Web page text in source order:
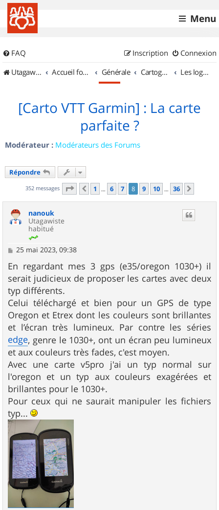
Menu
FAQ Connexion
Inscription
UtagawaVTT (Randos VTT et VTTAE avec traces GPS)
Accueil forum Générale Cartographie et GPS Les logiciels
[Carto VTT Garmin] : La carte
parfaite ?
Modérateur : Modérateurs des Forums
Répondre
352 messages Page 8sur 36
Précédent
1 … 6 7 8 9 10 … 36
nanouk
Utagawiste
habitué
M
s
s
a
g
e
25 mai 2023, 09:38
En regardant mes 3 gps (e35/oregon 1030+) il
serait judicieux de proposer les cartes avec deux
typ différents.
Celui téléchargé et bien pour un GPS de type
Oregon et Etrex dont les couleurs sont brillantes
et l’écran très lumineux. Par contre les séries
edge, genre le 1030+, ont un écran peu lumineux
et aux couleurs très fades, c'est moyen.
Avec une carte v5pro j'ai un typ normal sur
l'oregon et un typ aux couleurs exagérées et
brillantes pour le 1030+.
Pour ceux qui ne saurait manipuler les fichiers
typ...